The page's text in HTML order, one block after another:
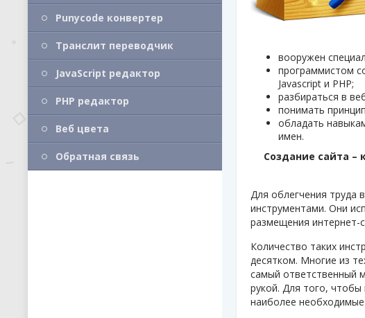
Punycode конвертер
Транслит переводчик
JavaScript редактор
PHP редактор
Веб цвета
Обратная связь
вооружен
программистом
Javascript и PHP;
разбираться в
понимать
обладать
имен.
Создание сайта –
Для облегчения труда
инструментами. Они
размещения интернет-
Количество таких
десятком. Многие из
самый ответственный
рукой. Для того,
наиболее необходимые